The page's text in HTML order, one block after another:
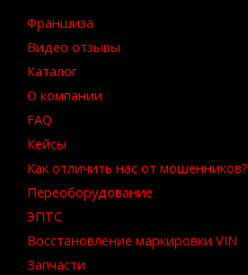
Франшиза
Видео отзывы
Каталог
О компании
FAQ
Кейсы
Как отличить нас от мошенников?
Переоборудование
ЭПТС
Восстановление маркировки VIN
Запчасти